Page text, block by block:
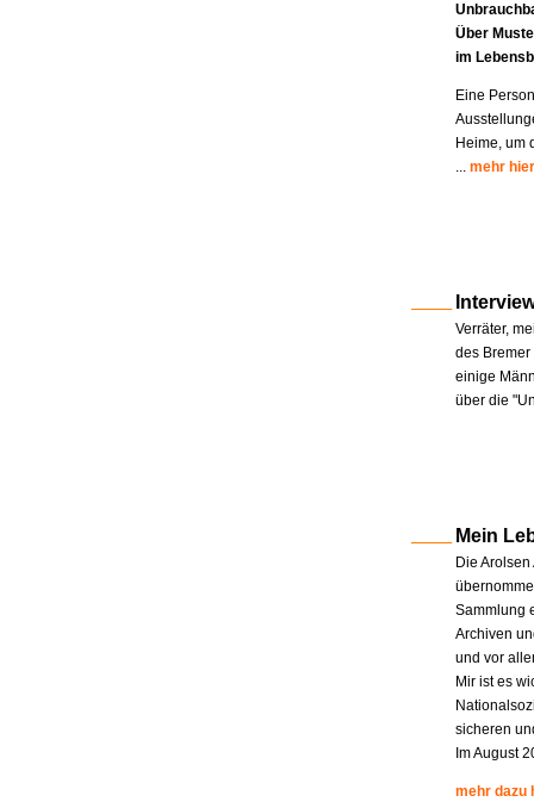
Über
im
Eine
Heime, um
... mehr hier
Verräter,
des
einige
über die
Mein
Die
Sammlung
Archiven
und vor
Mir ist es
sicheren
Im August
mehr dazu